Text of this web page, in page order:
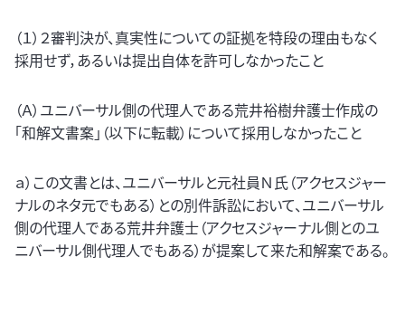
（１）２審判決が、真実性についての証拠を特段の理由もなく
採用せず，あるいは提出自体を許可しなかったこと
（Ａ）ユニバーサル側の代理人である荒井裕樹弁護士作成の
「和解文書案」（以下に転載）について採用しなかったこと
ａ）この文書とは、ユニバーサルと元社員Ｎ氏（アクセスジャー
ナルのネタ元でもある）との別件訴訟において、ユニバーサル
側の代理人である荒井弁護士（アクセスジャーナル側とのユ
ニバーサル側代理人でもある）が提案して来た和解案である。